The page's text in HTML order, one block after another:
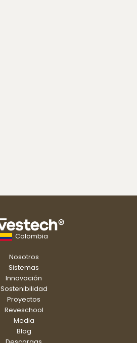
Colombia
Nosotros
Sistemas
Innovación
Sostenibilidad
Proyectos
Reveschool
Media
Blog